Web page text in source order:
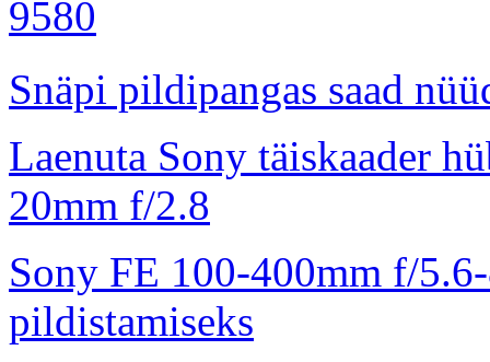
Snäpi pildipangas saad
Laenuta Sony täiskaader
20mm f/2.8
Sony FE 100-400mm f/
pildistamiseks